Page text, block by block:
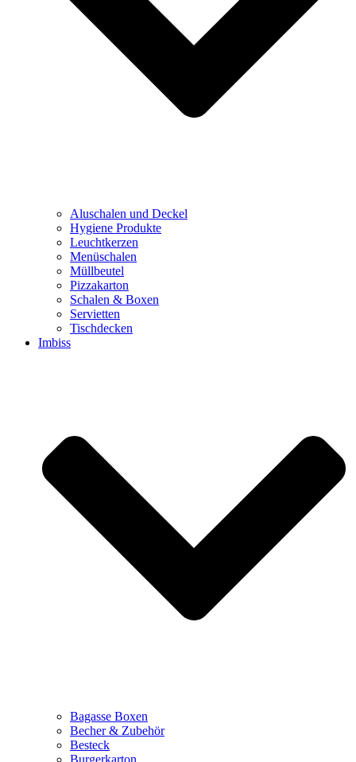
Aluschalen und Deckel
Hygiene Produkte
Leuchtkerzen
Menüschalen
Müllbeutel
Pizzakarton
Schalen & Boxen
Servietten
Tischdecken
Imbiss
Bagasse Boxen
Becher & Zubehör
Besteck